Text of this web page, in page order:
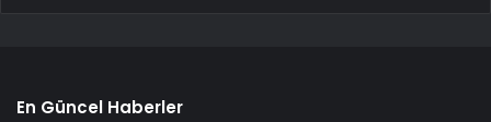
En Güncel Haberler